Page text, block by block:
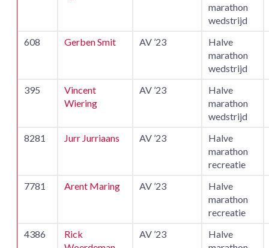
marathon
wedstrijd
608
Gerben Smit AV ’23
Halve
marathon
wedstrijd
395
Vincent
Wiering
AV ’23
Halve
marathon
wedstrijd
8281
Jurr Jurriaans AV ’23
Halve
marathon
recreatie
7781
Arent Maring AV ’23
Halve
marathon
recreatie
4386
Rick
AV ’23
Halve